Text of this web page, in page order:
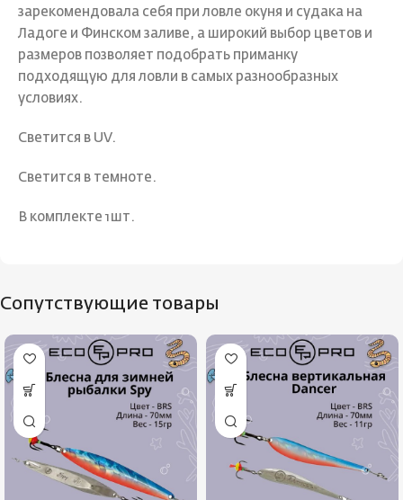
зарекомендовала себя при ловле окуня и судака на
Ладоге и Финском заливе, а широкий выбор цветов и
размеров позволяет подобрать приманку
подходящую для ловли в самых разнообразных
условиях.
Светится в UV.
Светится в темноте.
В комплекте 1шт.
Сопутствующие товары